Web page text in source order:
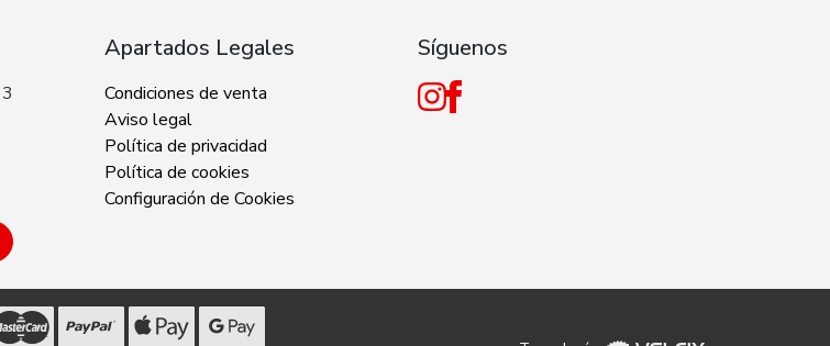
Apartados Legales
Condiciones de venta
Aviso legal
Política de privacidad
Política de cookies
Configuración de Cookies
Síguenos